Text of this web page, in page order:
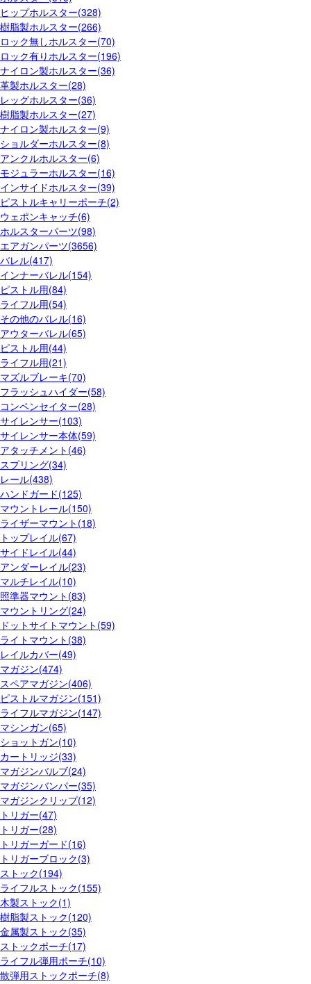
ヒップホルスター(328)
樹脂製ホルスター(266)
ロック無しホルスター(70)
ロック有りホルスター(196)
ナイロン製ホルスター(36)
革製ホルスター(28)
レッグホルスター(36)
樹脂製ホルスター(27)
ナイロン製ホルスター(9)
ショルダーホルスター(8)
アンクルホルスター(6)
モジュラーホルスター(16)
インサイドホルスター(39)
ピストルキャリーポーチ(2)
ウェポンキャッチ(6)
ホルスターパーツ(98)
エアガンパーツ(3656)
バレル(417)
インナーバレル(154)
ピストル用(84)
ライフル用(54)
その他のバレル(16)
アウターバレル(65)
ピストル用(44)
ライフル用(21)
マズルブレーキ(70)
フラッシュハイダー(58)
コンペンセイター(28)
サイレンサー(103)
サイレンサー本体(59)
アタッチメント(46)
スプリング(34)
レール(438)
ハンドガード(125)
マウントレール(150)
ライザーマウント(18)
トップレイル(67)
サイドレイル(44)
アンダーレイル(23)
マルチレイル(10)
照準器マウント(83)
マウントリング(24)
ドットサイトマウント(59)
ライトマウント(38)
レイルカバー(49)
マガジン(474)
スペアマガジン(406)
ピストルマガジン(151)
ライフルマガジン(147)
マシンガン(65)
ショットガン(10)
カートリッジ(33)
マガジンバルブ(24)
マガジンバンパー(35)
マガジンクリップ(12)
トリガー(47)
トリガー(28)
トリガーガード(16)
トリガーブロック(3)
ストック(194)
ライフルストック(155)
木製ストック(1)
樹脂製ストック(120)
金属製ストック(35)
ストックポーチ(17)
ライフル弾用ポーチ(10)
散弾用ストックポーチ(8)